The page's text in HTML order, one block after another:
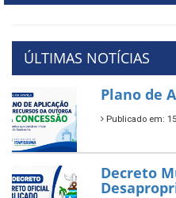
ÚLTIMAS NOTÍCIAS
Plano de
Publicado em:
Decreto